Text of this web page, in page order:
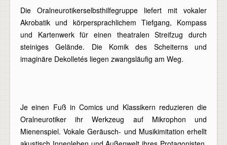
Die Oralneurotikerselbsthilfegruppe liefert mit vokaler
Akrobatik und körpersprachlichem Tiefgang, Kompass
und Kartenwerk für einen theatralen Streifzug durch
steiniges Gelände. Die Komik des Scheiterns und
imaginäre Dekolletés liegen zwangsläufig am Weg.
Je einen Fuß in Comics und Klassikern reduzieren die
Oralneurotiker ihr Werkzeug auf Mikrophon und
Mienenspiel. Vokale Geräusch- und Musikimitation erhellt